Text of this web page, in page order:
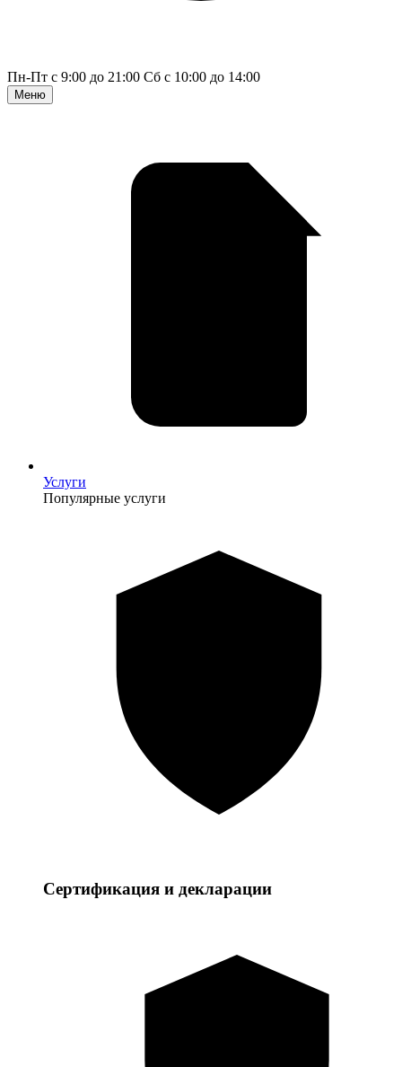
Пн-Пт с 9:00 до 21:00 Сб с 10:00 до 14:00
Меню
Услуги
Популярные услуги
Сертификация и декларации